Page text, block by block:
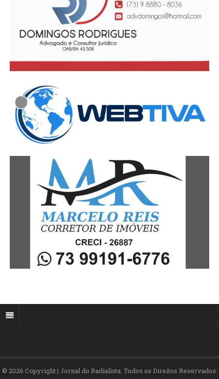
© 2026 Copyright | Jornal do Radialista. Todos os Direitos Reservados.